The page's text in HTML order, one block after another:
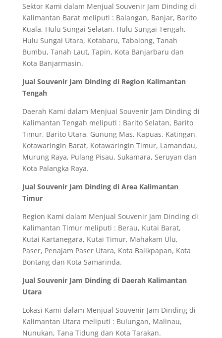
Sektor Kami dalam Menjual Souvenir Jam Dinding di
Kalimantan Barat meliputi : Balangan, Banjar, Barito
Kuala, Hulu Sungai Selatan, Hulu Sungai Tengah,
Hulu Sungai Utara, Kotabaru, Tabalong, Tanah
Bumbu, Tanah Laut, Tapin, Kota Banjarbaru dan
Kota Banjarmasin.
Jual Souvenir Jam Dinding di Region Kalimantan
Tengah
Daerah Kami dalam Menjual Souvenir Jam Dinding di
Kalimantan Tengah meliputi : Barito Selatan, Barito
Timur, Barito Utara, Gunung Mas, Kapuas, Katingan,
Kotawaringin Barat, Kotawaringin Timur, Lamandau,
Murung Raya, Pulang Pisau, Sukamara, Seruyan dan
Kota Palangka Raya.
Jual Souvenir Jam Dinding di Area Kalimantan
Timur
Region Kami dalam Menjual Souvenir Jam Dinding di
Kalimantan Timur meliputi : Berau, Kutai Barat,
Kutai Kartanegara, Kutai Timur, Mahakam Ulu,
Paser, Penajam Paser Utara, Kota Balikpapan, Kota
Bontang dan Kota Samarinda.
Jual Souvenir Jam Dinding di Daerah Kalimantan
Utara
Lokasi Kami dalam Menjual Souvenir Jam Dinding di
Kalimantan Utara meliputi : Bulungan, Malinau,
Nunukan, Tana Tidung dan Kota Tarakan.